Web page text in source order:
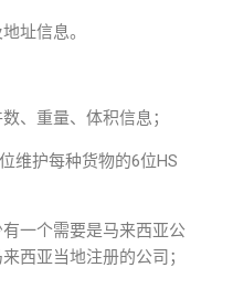
址信息。
、重量、体积信息；
维护每种货物的6位HS
一个需要是马来西亚公
西亚当地注册的公司；